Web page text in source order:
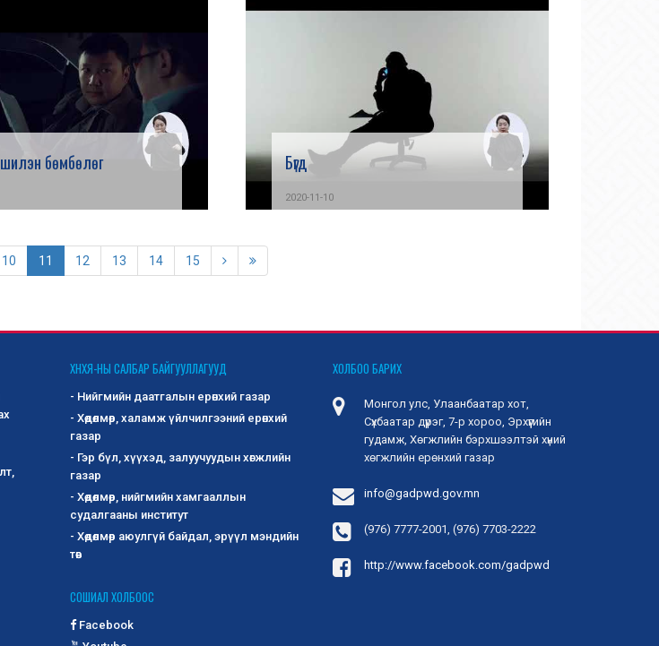
бөмбөлөг Бүгд
2020-11-10
10 11 12 13 14 15
ХНХЯ-НЫ САЛБАР БАЙГУУЛЛАГУУД
- Нийгмийн даатгалын ерөнхий газар
- Хөдөлмөр, халамж үйлчилгээний ерөнхий
газар
- Гэр бүл, хүүхэд, залуучуудын хөгжлийн
газар
- Хөдөлмөр, нийгмийн хамгааллын
судалгааны институт
- Хөдөлмөр аюулгүй байдал, эрүүл мэндийн
төв
СОШИАЛ ХОЛБООС
Facebook
ХОЛБОО БАРИХ
Монгол улс, Улаанбаатар хот,
Сүхбаатар дүүрэг, 7-р хороо, Эрхүүгийн
гудамж, Хөгжлийн бэрхшээлтэй хүний
хөгжлийн ерөнхий газар
info@gadpwd.gov.mn
(976) 7777-2001, (976) 7703-2222
http://www.facebook.com/gadpwd